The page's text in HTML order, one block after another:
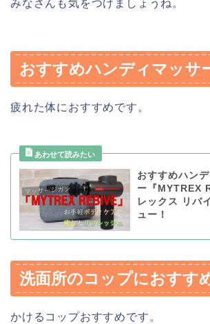
みなさんも気をつけましょうね。
おすすめハンディマッサ
疲れた体におすすめです。
おすすめハン
ー『MYTREX
レックス リバ
ュー！
洗面所のコップにおすす
かけるコップおすすめです。